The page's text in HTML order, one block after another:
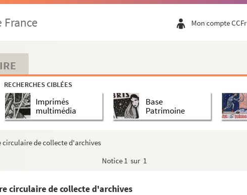
Mon compte CCFr
RECHERCHES CIBLÉES
Imprimés
multimédia
Base
Patrimoine
circulaire de collecte d'archives
Notice 1 sur 1
circulaire de collecte d'archives